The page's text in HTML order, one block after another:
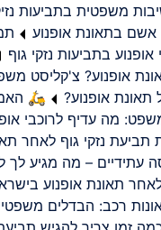
משפטית בתביעות
אשם בתאונת אופנוע
בתביעות נזקי גוף
אופנוע? צ'קליסט
אופנוע?
🛵
מה עדיף לרוכבי
נזקי גוף לאחר
עתידיים – מה מגיע לך
לאחר תאונת אופנוע
רכב: הבדלים